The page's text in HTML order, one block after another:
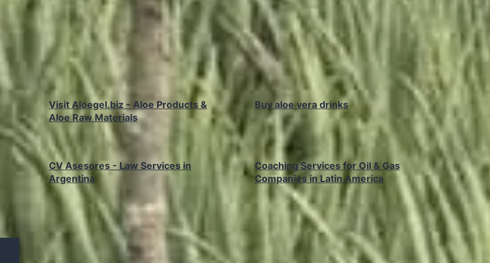
Visit Aloegel.biz - Aloe Products &
Aloe Raw Materials
Buy aloe vera drinks
CV Asesores - Law Services in
Argentina
Coaching Services for Oil & Gas
Companies in Latin America